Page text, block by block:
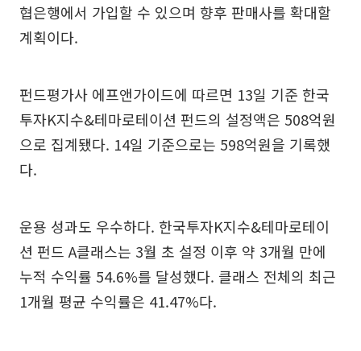
협은행에서 가입할 수 있으며 향후 판매사를 확대할
계획이다.
펀드평가사 에프앤가이드에 따르면 13일 기준 한국
투자K지수&테마로테이션 펀드의 설정액은 508억원
으로 집계됐다. 14일 기준으로는 598억원을 기록했
다.
운용 성과도 우수하다. 한국투자K지수&테마로테이
션 펀드 A클래스는 3월 초 설정 이후 약 3개월 만에
누적 수익률 54.6%를 달성했다. 클래스 전체의 최근
1개월 평균 수익률은 41.47%다.